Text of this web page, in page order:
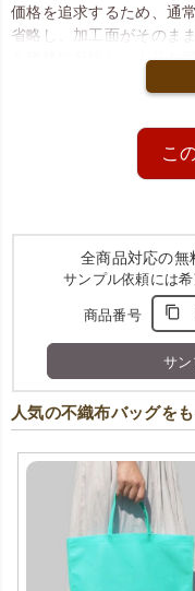
価格を追求するため、通
省略し、加工面がそのま
を価格に反映し、よりお
加工面が見えないタイプ
中身が透けにくい通常
75g/m²の不織布を使用
A4サイズのパンフレット
プ。マチなしでスタイリ
14色展開でイメージに
黒、白、紺、ベージュ、
ジ、赤、マスカットグリ
ー、グリーン、パステル
数量に応じた価格設定
100枚からご注文いただ
引価格をご用意。まとめ
こ
全商品対応の無
サンプル依頼には
商品番号
サン
人気の不織布バッグを